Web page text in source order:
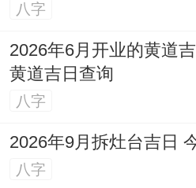
八字
2026年6月开业的黄道
黄道吉日查询
八字
2026年9月拆灶台吉日
八字